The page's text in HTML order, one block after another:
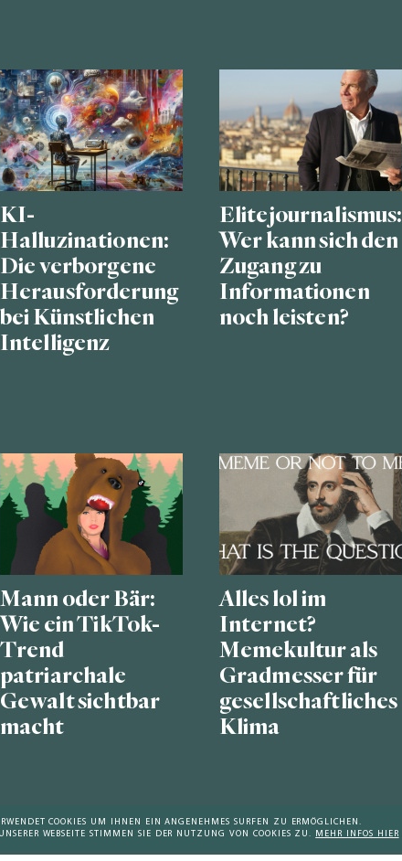
KI-
Halluzinationen:
Die verborgene
Herausforderung
bei Künstlichen
Intelligenz
Elitejournalismus:
Wer kann sich den
Zugang zu
Informationen
noch leisten?
Mann oder Bär:
Wie ein TikTok-
Trend
patriarchale
Gewalt sichtbar
macht
Alles lol im
Internet?
Memekultur als
Gradmesser für
gesellschaftliches
Klima
COOKIES UM IHNEN EIN ANGENEHMES SURFEN ZU ERMÖGLICHEN.
WEBSEITE STIMMEN SIE DER NUTZUNG VON COOKIES ZU.
MEHR INFOS HIER